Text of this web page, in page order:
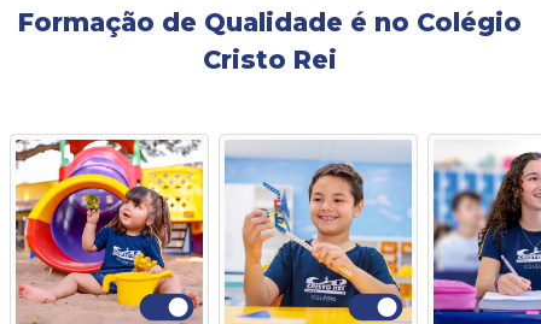
Formação de Qualidade é no Colégio
Cristo Rei